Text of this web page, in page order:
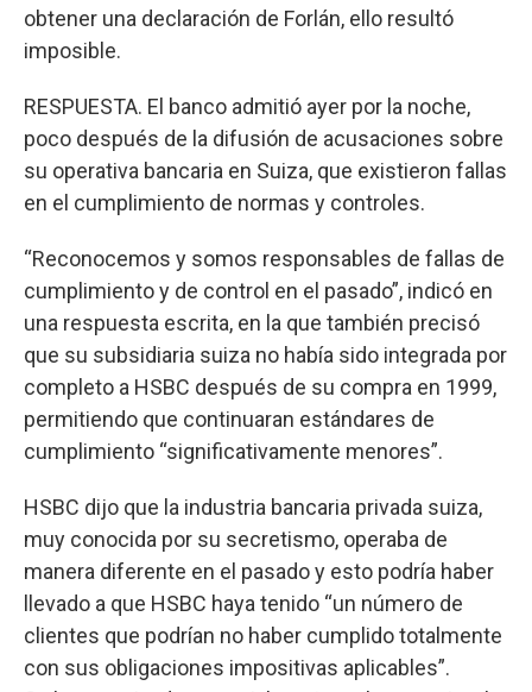
obtener una declaración de Forlán, ello resultó
imposible.
RESPUESTA. El banco admitió ayer por la noche,
poco después de la difusión de acusaciones sobre
su operativa bancaria en Suiza, que existieron fallas
en el cumplimiento de normas y controles.
“Reconocemos y somos responsables de fallas de
cumplimiento y de control en el pasado”, indicó en
una respuesta escrita, en la que también precisó
que su subsidiaria suiza no había sido integrada por
completo a HSBC después de su compra en 1999,
permitiendo que continuaran estándares de
cumplimiento “significativamente menores”.
HSBC dijo que la industria bancaria privada suiza,
muy conocida por su secretismo, operaba de
manera diferente en el pasado y esto podría haber
llevado a que HSBC haya tenido “un número de
clientes que podrían no haber cumplido totalmente
con sus obligaciones impositivas aplicables”.